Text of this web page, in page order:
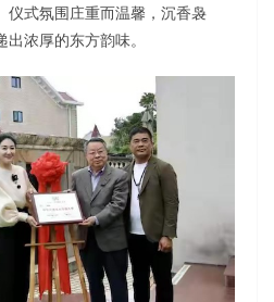
仪式氛围庄重而温馨，沉香袅
浓厚的东方韵味。